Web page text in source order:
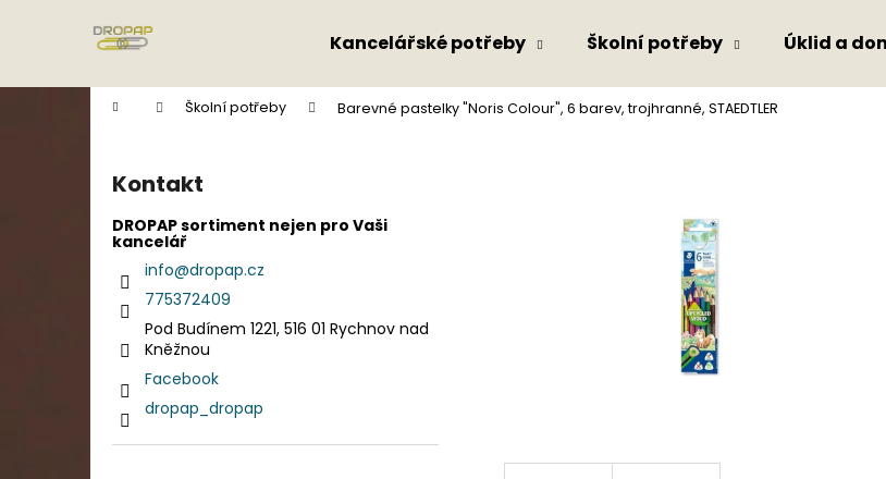
Kancelářské potřeby Školní potřeby Úklid a
Domů Školní potřeby Barevné pastelky "Noris Colour", 6 barev, trojhranné, STAEDTLER
Kontakt
DROPAP sortiment nejen pro Vaši
kancelář
info@dropap.cz
775372409
Pod Budínem 1221, 516 01 Rychnov nad
Kněžnou
Facebook
dropap_dropap
í
Zpět
do
Zpět
do
Co potřebujete najít?
Doporučujeme